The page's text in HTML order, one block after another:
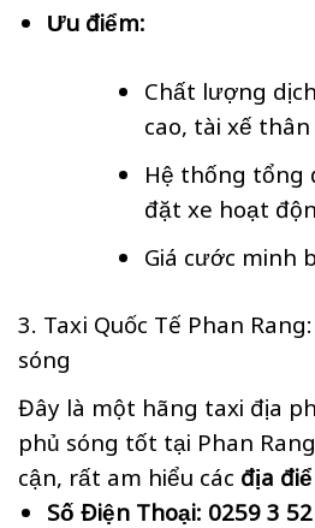
Ưu điểm:
Chất lượng
cao, tài xế
Hệ thống tổng
đặt xe hoạt
Giá cước minh
3. Taxi Quốc Tế Phan
sóng
Đây là một hãng taxi địa
phủ sóng tốt tại Phan
cận, rất am hiểu các địa
Số Điện Thoại: 0259 3